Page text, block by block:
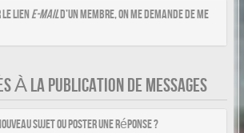
le liene-maild’un membre, on me demande de me
À LA PUBLICATION DE MESSAGES
sujet ou poster une réponse ?